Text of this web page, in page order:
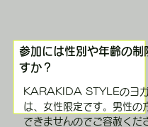
KARAKIDA STYLEのヨ
は、女性限定です。男性の
できませんのでご容赦くだ
参加には性別や年齢の制
すか？